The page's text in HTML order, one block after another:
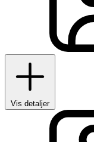
Vis detaljer